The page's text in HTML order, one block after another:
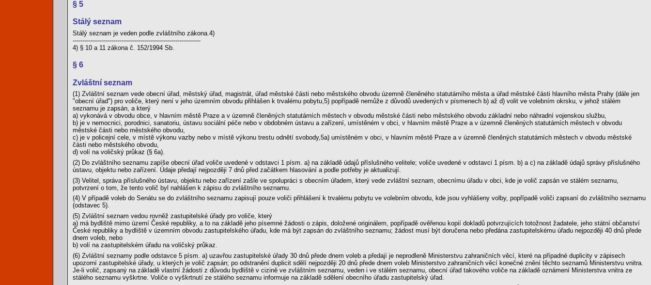
§ 5
Stálý seznam
Stálý seznam je veden podle zvláštního zákona.4)
------------------------------------------------------------------
4) § 10 a 11 zákona č. 152/1994 Sb.
§ 6
Zvláštní seznam
(1) Zvláštní seznam vede obecní úřad, městský úřad, magistrát, úřad městské části nebo městského obvodu územně členěného statutárního města a úřad městské části hlavního města Prahy (dále jen
"obecní úřad") pro voliče, který není v jeho územním obvodu přihlášen k trvalému pobytu,5) popřípadě nemůže z důvodů uvedených v písmenech b) až d) volit ve volebním okrsku, v jehož stálém
seznamu je zapsán, a který
a) vykonává v obvodu obce, v hlavním městě Praze a v územně členěných statutárních městech v obvodu městské části nebo městského obvodu základní nebo náhradní vojenskou službu,
b) je v nemocnici, porodnici, sanatoriu, ústavu sociální péče nebo v obdobném ústavu a zařízení, umístěném v obci, v hlavním městě Praze a v územně členěných statutárních městech v obvodu
městské části nebo městského obvodu,
c) je v policejní cele, v místě výkonu vazby nebo v místě výkonu trestu odnětí svobody,5a) umístěném v obci, v hlavním městě Praze a v územně členěných statutárních městech v obvodu městské
části nebo městského obvodu,
d) volí na voličský průkaz (§ 6a).
(2) Do zvláštního seznamu zapíše obecní úřad voliče uvedené v odstavci 1 písm. a) na základě údajů příslušného velitele; voliče uvedené v odstavci 1 písm. b) a c) na základě údajů správy příslušného
ústavu, objektu nebo zařízení. Údaje předají nejpozději 7 dnů před začátkem hlasování a podle potřeby je aktualizují.
(3) Velitel, správa příslušného ústavu, objektu nebo zařízení zašle ve spolupráci s obecním úřadem, který vede zvláštní seznam, obecnímu úřadu v obci, kde je volič zapsán ve stálém seznamu,
potvrzení o tom, že tento volič byl nahlášen k zápisu do zvláštního seznamu.
(4) V případě voleb do Senátu se do zvláštního seznamu zapisují pouze voliči přihlášení k trvalému pobytu ve volebním obvodu, kde jsou vyhlášeny volby, popřípadě voliči zapsaní do zvláštního seznamu
(odstavec 5).
(5) Zvláštní seznam vedou rovněž zastupitelské úřady pro voliče, který
a) má bydliště mimo území České republiky, a to na základě jeho písemné žádosti o zápis, doložené originálem, popřípadě ověřenou kopií dokladů potvrzujících totožnost žadatele, jeho státní občanství
České republiky a bydliště v územním obvodu zastupitelského úřadu, kde má být zapsán do zvláštního seznamu; žádost musí být doručena nebo předána zastupitelskému úřadu nejpozději 40 dnů přede
dnem voleb, nebo
b) volí na zastupitelském úřadu na voličský průkaz.
(6) Zvláštní seznamy podle odstavce 5 písm. a) uzavřou zastupitelské úřady 30 dnů přede dnem voleb a předají je neprodleně Ministerstvu zahraničních věcí, které na případné duplicity v zápisech
upozorní zastupitelské úřady, u kterých je volič zapsán; po odstranění duplicit sdělí nejpozději 20 dnů přede dnem voleb Ministerstvo zahraničních věcí konečné znění těchto seznamů Ministerstvu vnitra.
Je-li volič, zapsaný na základě vlastní žádosti z důvodu bydliště v cizině ve zvláštním seznamu, veden i ve stálém seznamu, obecní úřad takového voliče na základě oznámení Ministerstva vnitra ze
stálého seznamu vyškrtne. Voliče o vyškrtnutí ze stálého seznamu informuje na základě sdělení obecního úřadu zastupitelský úřad.